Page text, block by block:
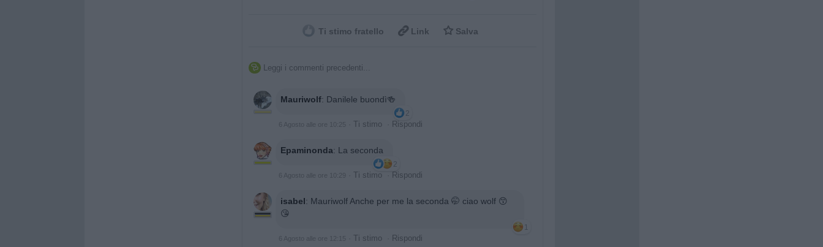
Ti stimo fratello  Link  Salva
 Leggi i commenti precedenti...
Mauriwolf: Danilele buondì🍻
2
6 Agosto alle ore 10:25 Ti stimo Rispondi
Epaminonda: La seconda
2
6 Agosto alle ore 10:29 Ti stimo Rispondi
isabel: Mauriwolf Anche per me la seconda 🤭 ciao wolf 😙
😘
1
6 Agosto alle ore 12:15 Ti stimo Rispondi